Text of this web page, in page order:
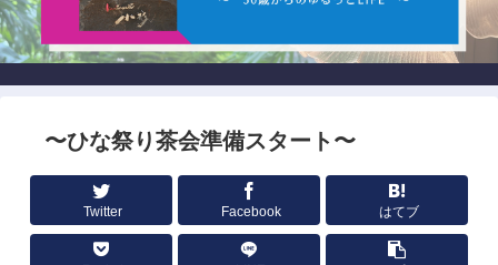
〜ひな祭り茶会準備スタート〜
Twitter Facebook はてブ